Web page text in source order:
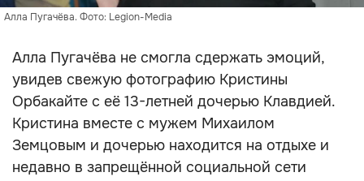
Алла Пугачёва. Фото: Legion-Media
Алла Пугачёва не смогла сдержать эмоций,
увидев свежую фотографию Кристины
Орбакайте с её 13-летней дочерью Клавдией.
Кристина вместе с мужем Михаилом
Земцовым и дочерью находится на отдыхе и
недавно в запрещённой социальной сети